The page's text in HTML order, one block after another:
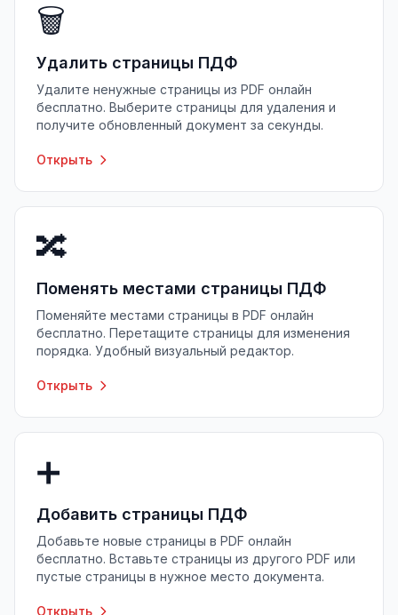
🗑️
Удалить страницы ПДФ
Удалите ненужные страницы из PDF онлайн
бесплатно. Выберите страницы для удаления и
получите обновленный документ за секунды.
Открыть
🔀
Поменять местами страницы ПДФ
Поменяйте местами страницы в PDF онлайн
бесплатно. Перетащите страницы для изменения
порядка. Удобный визуальный редактор.
Открыть
➕
Добавить страницы ПДФ
Добавьте новые страницы в PDF онлайн
бесплатно. Вставьте страницы из другого PDF или
пустые страницы в нужное место документа.
Открыть